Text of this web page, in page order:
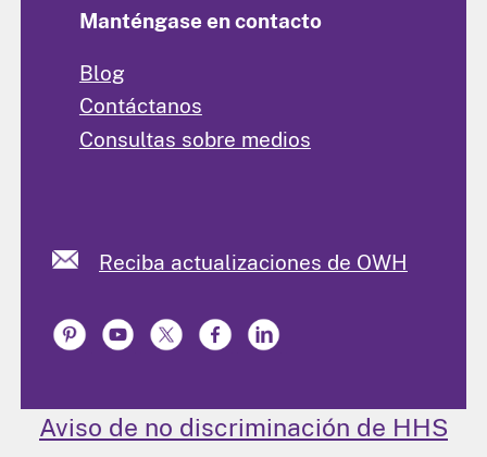
Manténgase en contacto
Blog
Contáctanos
Consultas sobre medios
Reciba actualizaciones de OWH
Aviso de no discriminación de HHS